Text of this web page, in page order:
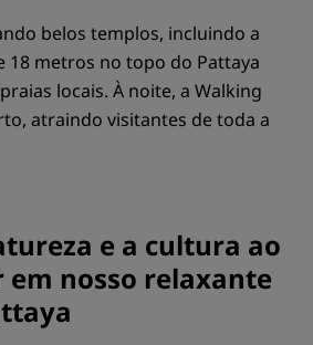
belos templos, incluindo a
18 metros no topo do Pattaya
locais. À noite, a Walking
atraindo visitantes de toda a
e a cultura ao
em nosso relaxante